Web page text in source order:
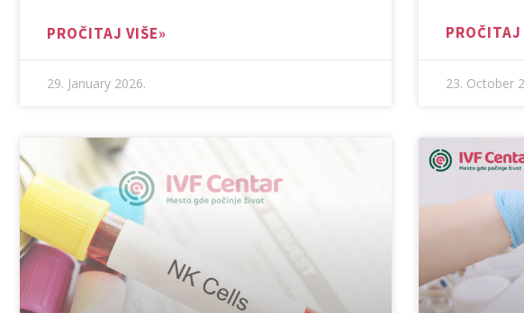
PROČITAJ VIŠE»
29. January 2026.
PROČITAJ
23. October